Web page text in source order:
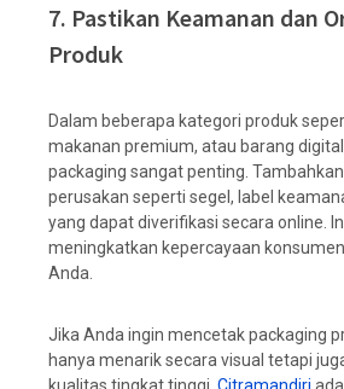
7. Pastikan Keamanan dan
Produk
Dalam beberapa kategori produk
makanan premium, atau barang
packaging sangat penting.
perusakan seperti segel, label
yang dapat diverifikasi secara online.
meningkatkan kepercayaan
Anda.
Jika Anda ingin mencetak packaging
hanya menarik secara visual tetapi
kualitas tingkat tinggi, Citramandiri